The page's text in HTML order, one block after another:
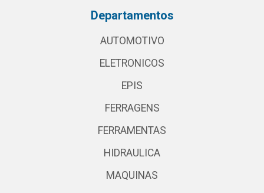
Departamentos
AUTOMOTIVO
ELETRONICOS
EPIS
FERRAGENS
FERRAMENTAS
HIDRAULICA
MAQUINAS